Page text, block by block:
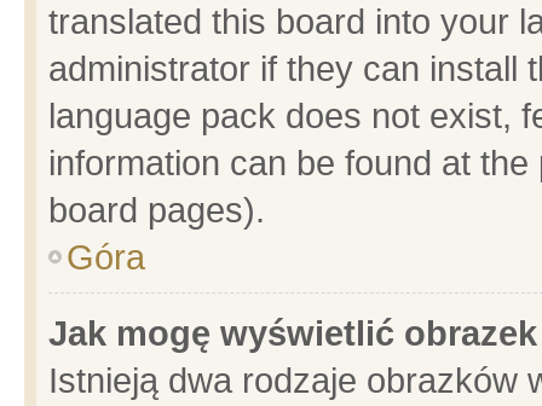
translated this board into your
administrator if they can install
language pack does not exist,
information can be found at
board pages).
Góra
Jak mogę wyświetlić
Istnieją dwa rodzaje obrazków